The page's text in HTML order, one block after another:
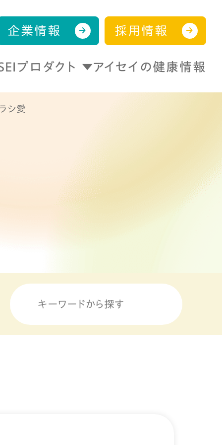
企業情報 採用情報
プロダクト アイセイの健康情報
シ愛